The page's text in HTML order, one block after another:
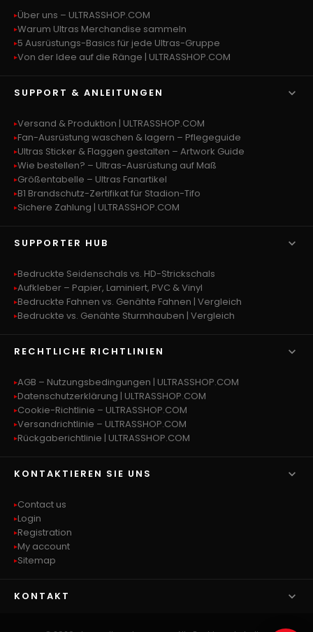
Über uns – ULTRASSHOP.COM
Warum Ultras Merchandise sammeln
5 Ausrüstungs-Basics für jede Ultras-Gruppe
Von der Idee auf die Ränge | ULTRASSHOP.COM
SUPPORT & ANLEITUNGEN 
Versand & Produktion | ULTRASSHOP.COM
Fan-Ausrüstung waschen & lagern – Pflegeguide
Ultras Sticker & Flaggen gestalten – Artwork Guide
Wie bestellen? – Ultras-Ausrüstung auf Maß
Größentabelle – Ultras Fanartikel
B1 Brandschutz-Zertifikat für Stadion-Tifo
Sichere Zahlung | ULTRASSHOP.COM
SUPPORTER HUB 
Bedruckte Seidenschals vs. HD-Strickschals
Aufkleber – Papier, Laminiert, PVC & Vinyl
Bedruckte Fahnen vs. Genähte Fahnen | Vergleich
Bedruckte vs. Genähte Sturmhauben | Vergleich
RECHTLICHE RICHTLINIEN 
AGB – Nutzungsbedingungen | ULTRASSHOP.COM
Datenschutzerklärung | ULTRASSHOP.COM
Cookie-Richtlinie – ULTRASSHOP.COM
Versandrichtlinie – ULTRASSHOP.COM
Rückgaberichtlinie | ULTRASSHOP.COM
KONTAKTIEREN SIE UNS 
Contact us
Login
Registration
My account
Sitemap
KONTAKT 